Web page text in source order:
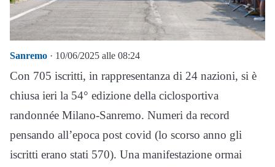
Sanremo · 10/06/2025 alle 08:24
Con 705 iscritti, in rappresentanza di 24 nazioni, si è
chiusa ieri la 54° edizione della ciclosportiva
randonnée Milano-Sanremo. Numeri da record
pensando all’epoca post covid (lo scorso anno gli
iscritti erano stati 570). Una manifestazione ormai